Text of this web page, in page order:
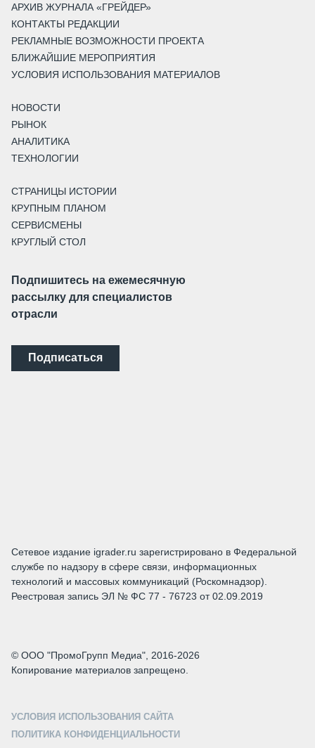
АРХИВ ЖУРНАЛА «ГРЕЙДЕР»
КОНТАКТЫ РЕДАКЦИИ
РЕКЛАМНЫЕ ВОЗМОЖНОСТИ ПРОЕКТА
БЛИЖАЙШИЕ МЕРОПРИЯТИЯ
УСЛОВИЯ ИСПОЛЬЗОВАНИЯ МАТЕРИАЛОВ
НОВОСТИ
РЫНОК
АНАЛИТИКА
ТЕХНОЛОГИИ
СТРАНИЦЫ ИСТОРИИ
КРУПНЫМ ПЛАНОМ
СЕРВИСМЕНЫ
КРУГЛЫЙ СТОЛ
Подпишитесь на ежемесячную
рассылку для специалистов
отрасли
Подписаться
Сетевое издание igrader.ru зарегистрировано в Федеральной
службе по надзору в сфере связи, информационных
технологий и массовых коммуникаций (Роскомнадзор).
Реестровая запись ЭЛ № ФС 77 - 76723 от 02.09.2019
© ООО "ПромоГрупп Медиа", 2016-2026
Копирование материалов запрещено.
УСЛОВИЯ ИСПОЛЬЗОВАНИЯ САЙТА
ПОЛИТИКА КОНФИДЕНЦИАЛЬНОСТИ